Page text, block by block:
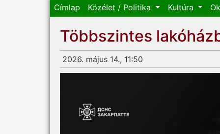
Címlap Közélet / Politika Kultúra
Többszintes
2026. május 14., 11:50